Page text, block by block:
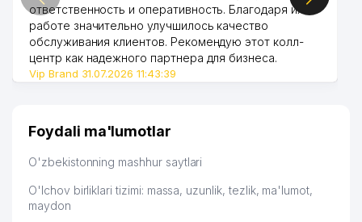
ответственность и оперативность. Благодаря их
работе значительно улучшилось качество
обслуживания клиентов. Рекомендую этот колл-
центр как надежного партнера для бизнеса.
Vip Brand 31.07.2026 11:43:39
Foydali ma'lumotlar
O'zbekistonning mashhur saytlari
O'lchov birliklari tizimi: massa, uzunlik, tezlik, ma'lumot,
maydon